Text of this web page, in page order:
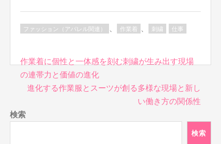
ファッション（アパレル関連） 作業着 刺繍 仕事
投
稿
ナ
ゲ
ー
作業着に個性と一体感を刻む刺繍が生み出す現場
の連帯力と価値の進化
進化する作業服とスーツが創る多様な現場と新し
い働き方の関係性
検索
検索